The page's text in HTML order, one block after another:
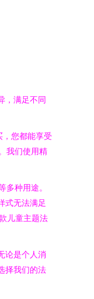
，满足不同
您都能享受
我们使用精
种用途。
式无法满足
儿童主题法
论是个人消
择我们的法